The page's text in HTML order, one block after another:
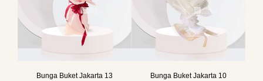
Bunga Buket Jakarta 13
Bunga Buket Jakarta 10